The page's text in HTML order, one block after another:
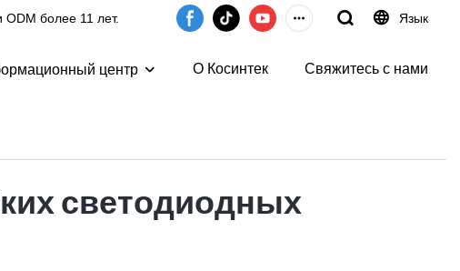
более 11 лет. Язык
центр О Косинтек Свяжитесь с нами
светодиодных